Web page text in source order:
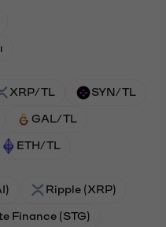
XRP/TL SYN/TL
GAL/TL
ETH/TL
Ripple (XRP)
Finance (STG)